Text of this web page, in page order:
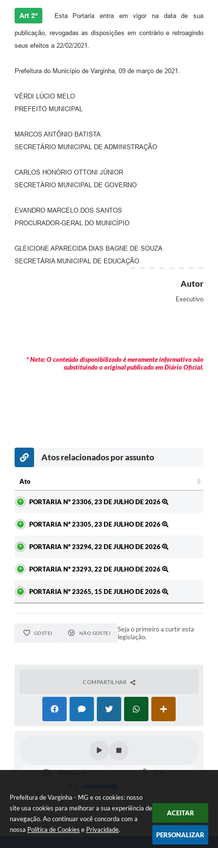
Prefeitura de Varginha - MG e os cookies: nosso
site usa cookies para melhorar a sua experiência de
navegação. Ao continuar você concorda com a
nossa Política de Cookies e Privacidade.
ACEITAR
PERSONALIZAR
Art 2º Esta Portaria entra em vigor na data de sua
publicação, revogadas as disposições em contrário e retroagindo
seus efeitos a 22/02/2021.
Prefeitura do Município de Varginha, 09 de março de 2021.
VÉRDI LÚCIO MELO
PREFEITO MUNICIPAL
MARCOS ANTÔNIO BATISTA
SECRETÁRIO MUNICIPAL DE ADMINISTRAÇÃO
CARLOS HONÓRIO OTTONI JÚNIOR
SECRETÁRIO MUNICIPAL DE GOVERNO
EVANDRO MARCELO DOS SANTOS
PROCURADOR-GERAL DO MUNICÍPIO
GLEICIONE APARECIDA DIAS BAGNE DE SOUZA
SECRETÁRIA MUNICIPAL DE EDUCAÇÃO
Autor
Executivo
* Nota: O conteúdo disponibilizado é meramente informativo não
substituindo o original publicado em Diário Oficial.
Atos relacionados por assunto
Ato
PORTARIA Nº 23306, 23 DE JULHO DE 2026
PORTARIA Nº 23305, 23 DE JULHO DE 2026
PORTARIA Nº 23294, 22 DE JULHO DE 2026
PORTARIA Nº 23293, 22 DE JULHO DE 2026
PORTARIA Nº 23265, 15 DE JULHO DE 2026
GOSTEI NÃO GOSTEI
Seja o primeiro a curtir esta
legislação.
COMPARTILHAR